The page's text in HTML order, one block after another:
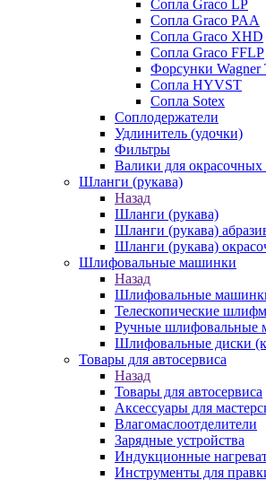
Сопла Graco LP
Сопла Graco PAA
Сопла Graco XHD
Сопла Graco FFLP
Форсунки Wagner
Сопла HYVST
Сопла Sotex
Соплодержатели
Удлинитель (удочки)
Фильтры
Валики для окрасочных
Шланги (рукава)
Назад
Шланги (рукава)
Шланги (рукава)
Шланги (рукава)
Шлифовальные машинки
Назад
Шлифовальные
Телескопические
Ручные шлифовальные
Шлифовальные диски
Товары для автосервиса
Назад
Товары для автосервиса
Аксессуары для
Влагомаслоотделители
Зарядные устройства
Индукционные
Инструменты для